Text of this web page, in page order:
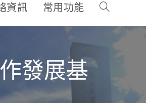
資訊 常用功能
發展基